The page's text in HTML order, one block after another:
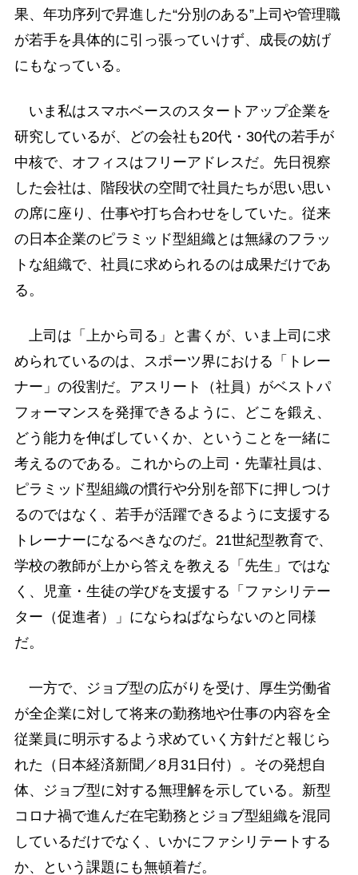
果、年功序列で昇進した“分別のある”上司や管理職
が若手を具体的に引っ張っていけず、成長の妨げ
にもなっている。
いま私はスマホベースのスタートアップ企業を
研究しているが、どの会社も20代・30代の若手が
中核で、オフィスはフリーアドレスだ。先日視察
した会社は、階段状の空間で社員たちが思い思い
の席に座り、仕事や打ち合わせをしていた。従来
の日本企業のピラミッド型組織とは無縁のフラッ
トな組織で、社員に求められるのは成果だけであ
る。
上司は「上から司る」と書くが、いま上司に求
められているのは、スポーツ界における「トレー
ナー」の役割だ。アスリート（社員）がベストパ
フォーマンスを発揮できるように、どこを鍛え、
どう能力を伸ばしていくか、ということを一緒に
考えるのである。これからの上司・先輩社員は、
ピラミッド型組織の慣行や分別を部下に押しつけ
るのではなく、若手が活躍できるように支援する
トレーナーになるべきなのだ。21世紀型教育で、
学校の教師が上から答えを教える「先生」ではな
く、児童・生徒の学びを支援する「ファシリテー
ター（促進者）」にならねばならないのと同様
だ。
一方で、ジョブ型の広がりを受け、厚生労働省
が全企業に対して将来の勤務地や仕事の内容を全
従業員に明示するよう求めていく方針だと報じら
れた（日本経済新聞／8月31日付）。その発想自
体、ジョブ型に対する無理解を示している。新型
コロナ禍で進んだ在宅勤務とジョブ型組織を混同
しているだけでなく、いかにファシリテートする
か、という課題にも無頓着だ。